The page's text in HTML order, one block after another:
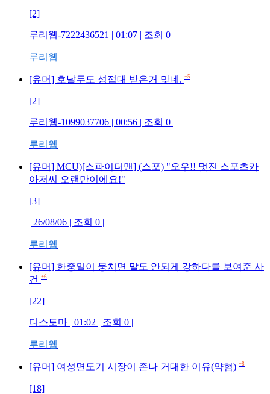
[2]
루리웹-7222436521 | 01:07 | 조회 0 |
루리웹
[유머] 호날두도 성접대 받은거 맞네. +5
[2]
루리웹-1099037706 | 00:56 | 조회 0 |
루리웹
[유머] MCU)[스파이더맨] (스포) "오우!! 멋진 스포츠카
아저씨 오랜만이에요!"
[3]
| 26/08/06 | 조회 0 |
루리웹
[유머] 한중일이 뭉치면 말도 안되게 강하다를 보여준 사
건
+6
[22]
디스토마 | 01:02 | 조회 0 |
루리웹
[유머] 여성면도기 시장이 존나 거대한 이유(약혐) +8
[18]